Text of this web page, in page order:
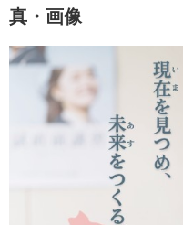
真・画像